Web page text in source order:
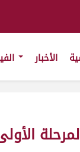
الأخبار